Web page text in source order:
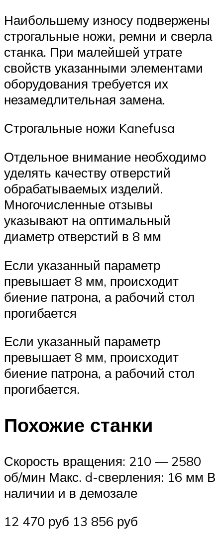
Наибольшему износу подвержены
строгальные ножи, ремни и сверла
станка. При малейшей утрате
свойств указанными элементами
оборудования требуется их
незамедлительная замена.
Строгальные ножи Kanefusa
Отдельное внимание необходимо
уделять качеству отверстий
обрабатываемых изделий.
Многочисленные отзывы
указывают на оптимальный
диаметр отверстий в 8 мм
Если указанный параметр
превышает 8 мм, происходит
биение патрона, а рабочий стол
прогибается
Если указанный параметр
превышает 8 мм, происходит
биение патрона, а рабочий стол
прогибается.
Похожие станки
Скорость вращения: 210 — 2580
об/мин Макс. d-сверления: 16 мм В
наличии и в демозале
12 470 руб 13 856 руб